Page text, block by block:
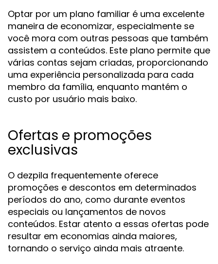
Optar por um plano familiar é uma excelente
maneira de economizar, especialmente se
você mora com outras pessoas que também
assistem a conteúdos. Este plano permite que
várias contas sejam criadas, proporcionando
uma experiência personalizada para cada
membro da família, enquanto mantém o
custo por usuário mais baixo.
Ofertas e promoções
exclusivas
O dezpila frequentemente oferece
promoções e descontos em determinados
períodos do ano, como durante eventos
especiais ou lançamentos de novos
conteúdos. Estar atento a essas ofertas pode
resultar em economias ainda maiores,
tornando o serviço ainda mais atraente.